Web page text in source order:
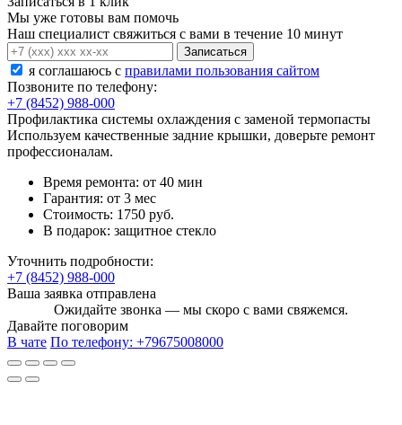
Мы уже готовы вам помочь
Наш специалист свяжиться с вами в течение 10 минут
Записаться
я соглашаюсь c правилами пользования сайтом
Позвоните по телефону:
+7 (8452) 988-000
Профилактика системы охлаждения с заменой термопасты
Используем качественные задние крышки, доверьте ремонт
профессионалам.
Время ремонта: от 40 мин
Гарантия: от 3 мес
Стоимость: 1750 руб.
В подарок: защитное стекло
Уточнить подробности:
+7 (8452) 988-000
Ваша заявка отправлена
Ожидайте звонка — мы скоро с вами свяжемся.
Давайте поговорим
В чате По телефону: +79675008000